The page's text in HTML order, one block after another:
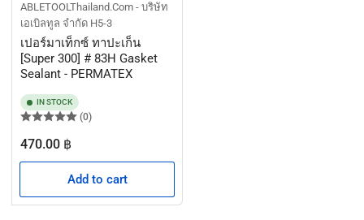
ABLETOOLThailand.Com - บริษัท
เอเบิลทูล จำกัด H5-3
เปอร์มาเท็กซ์ ทาปะเก็น
[Super 300] # 83H Gasket
Sealant - PERMATEX
IN STOCK
(0)
Regular
price
470.00 ฿
Add to cart